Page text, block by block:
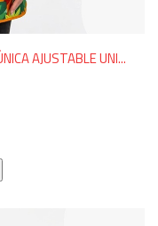
AJUSTABLE UNI...